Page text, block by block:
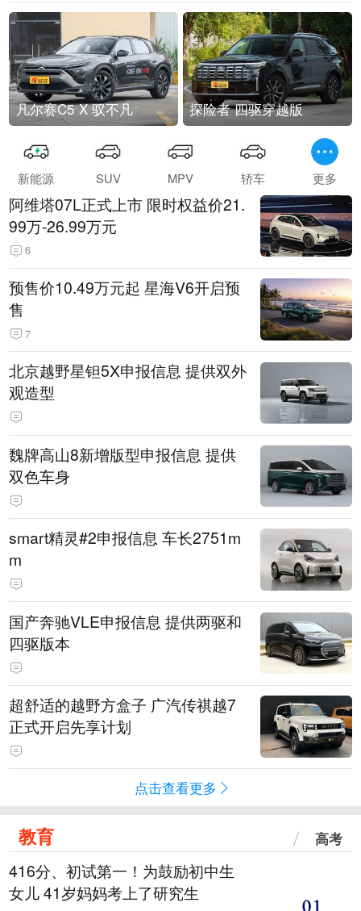
凡尔赛C5 X 驭不凡 探险者 四驱穿越版
新能源 SUV MPV 轿车 更多
阿维塔07L正式上市 限时权益价21.
99万-26.99万元
6
预售价10.49万元起 星海V6开启预
售
7
北京越野星钽5X申报信息 提供双外
观造型
魏牌高山8新增版型申报信息 提供
双色车身
smart精灵#2申报信息 车长2751m
m
国产奔驰VLE申报信息 提供两驱和
四驱版本
超舒适的越野方盒子 广汽传祺越7
正式开启先享计划
点击查看更多
教育 高考
416分、初试第一！为鼓励初中生
女儿 41岁妈妈考上了研究生